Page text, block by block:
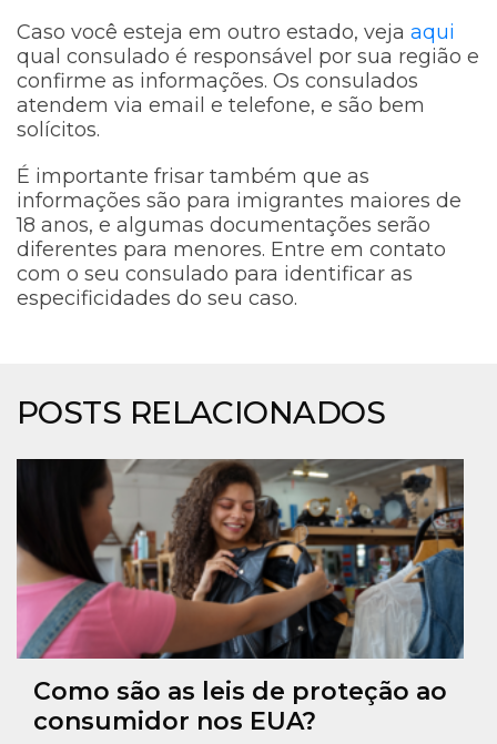
Caso você esteja em outro estado, veja aqui
qual consulado é responsável por sua região e
confirme as informações. Os consulados
atendem via email e telefone, e são bem
solícitos.
É importante frisar também que as
informações são para imigrantes maiores de
18 anos, e algumas documentações serão
diferentes para menores. Entre em contato
com o seu consulado para identificar as
especificidades do seu caso.
POSTS RELACIONADOS
Como são as leis de proteção ao
consumidor nos EUA?